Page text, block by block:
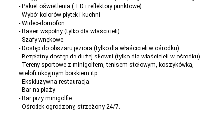
- Pakiet oświetlenia (LED i reflektory punktowe).
- Wybór kolorów płytek i kuchni
- Wideo-domofon.
- Basen wspólny (tylko dla właścicieli)
- Szafy wnękowe.
- Dostęp do obszaru jeziora (tylko dla właścicieli w ośrodku).
- Bezpłatny dostęp do dużej siłowni (tylko dla właścicieli w ośrodku).
- Tereny sportowe z minigolfem, tenisem stołowym, koszykówką,
wielofunkcyjnym boiskiem itp.
- Ekskluzywna restauracja.
- Bar na plaży
- Bar przy minigolfie.
- Ośrodek ogrodzony, strzeżony 24/7.